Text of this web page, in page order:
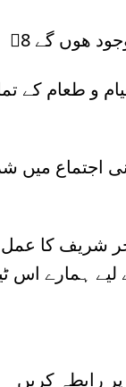
ھوں گے
طعام کے تمام
اجتماع میں
شریف کا
ہمارے اس